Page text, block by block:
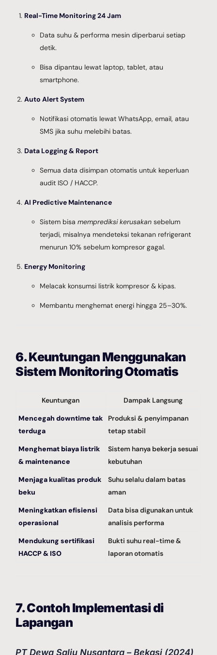
Real-Time Monitoring 24 Jam
Data suhu & performa mesin diperbarui setiap
detik.
Bisa dipantau lewat laptop, tablet, atau
smartphone.
Auto Alert System
Notifikasi otomatis lewat WhatsApp, email, atau
SMS jika suhu melebihi batas.
Data Logging & Report
Semua data disimpan otomatis untuk keperluan
audit ISO / HACCP.
AI Predictive Maintenance
Sistem bisamemprediksi kerusakan sebelum
terjadi, misalnya mendeteksi tekanan refrigerant
menurun 10% sebelum kompresor gagal.
Energy Monitoring
Melacak konsumsi listrik kompresor & kipas.
Membantu menghemat energi hingga 25–30%.
6. Keuntungan Menggunakan
Sistem Monitoring Otomatis
Keuntungan Dampak Langsung
Mencegah downtime tak
terduga
Produksi & penyimpanan
tetap stabil
Menghemat biaya listrik
& maintenance
Sistem hanya bekerja sesuai
kebutuhan
Menjaga kualitas produk
beku
Suhu selalu dalam batas
aman
Meningkatkan efisiensi
operasional
Data bisa digunakan untuk
analisis performa
Mendukung sertifikasi
HACCP & ISO
Bukti suhu real-time &
laporan otomatis
7. Contoh Implementasi di
Lapangan
PT Dewa Salju Nusantara – Bekasi (2024)